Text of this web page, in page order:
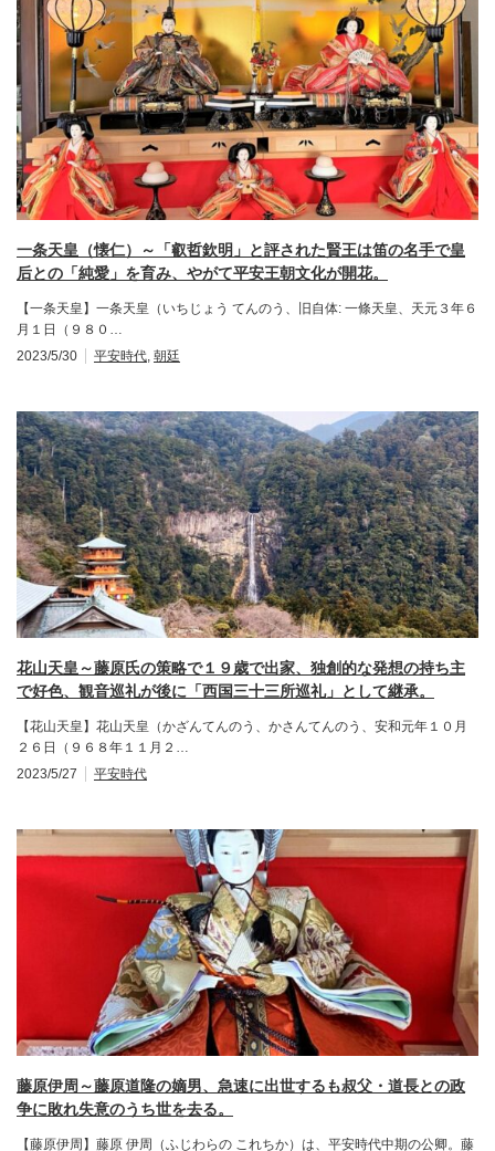
一条天皇（懐仁）～「叡哲欽明」と評された賢王は笛の名手で皇
后との「純愛」を育み、やがて平安王朝文化が開花。
【一条天皇】一条天皇（いちじょう てんのう、旧自体: 一條天皇、天元３年６
月１日（９８０…
2023/5/30
平安時代 朝廷
花山天皇～藤原氏の策略で１９歳で出家、独創的な発想の持ち主
で好色、観音巡礼が後に「西国三十三所巡礼」として継承。
【花山天皇】花山天皇（かざんてんのう、かさんてんのう、安和元年１０月
２６日（９６８年１１月２…
2023/5/27
平安時代
藤原伊周～藤原道隆の嫡男、急速に出世するも叔父・道長との政
争に敗れ失意のうち世を去る。
【藤原伊周】藤原 伊周（ふじわらの これちか）は、平安時代中期の公卿。藤